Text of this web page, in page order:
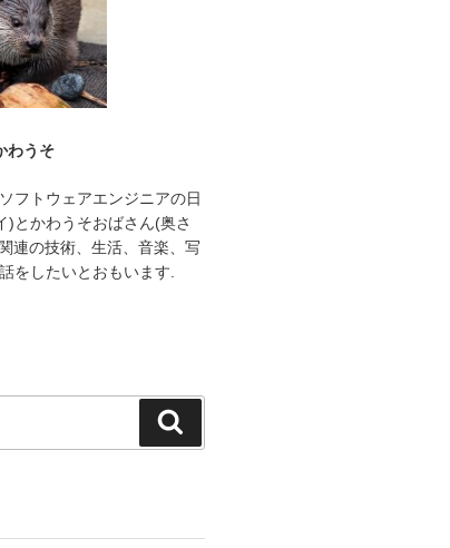
わうそ
フトウェアエンジニアの日
とかわうそおばさん(奥さ
連の技術、生活、音楽、写
をしたいとおもいます.
索